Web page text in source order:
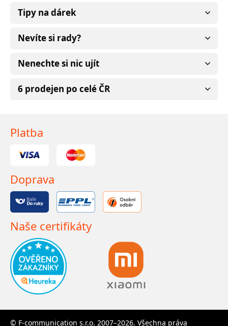
Tipy na dárek
Nevíte si rady?
Nenechte si nic ujít
6 prodejen po celé ČR
Platba
Doprava
Naše certifikáty
© F-communication s.r.o. 2007–2026. Všechna práva